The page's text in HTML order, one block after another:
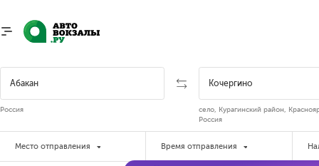
Россия
село, Курагинский район,
Россия
Место отправления Время отправления